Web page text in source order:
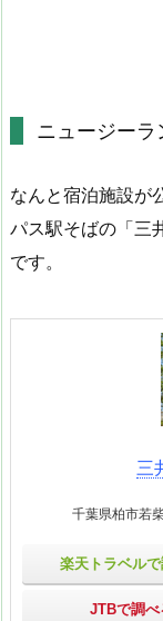
ニュージー
なんと宿泊施設が
パス駅そばの「三
です。
三
千葉県柏市若
楽天トラベル
JTBで調べ